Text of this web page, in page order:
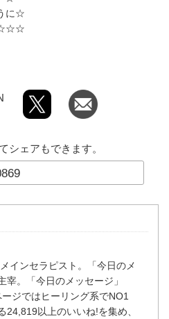
に☆
シェアもできます。
インセラピスト。「今日のメ
宰。「今日のメッセージ」
ジではヒーリング系でNO1
24,819以上のいいね!を集め、